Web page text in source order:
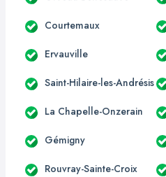
Courtemaux
Ervauville
Saint-Hilaire-les-Andrésis
La Chapelle-Onzerain
Gémigny
Rouvray-Sainte-Croix